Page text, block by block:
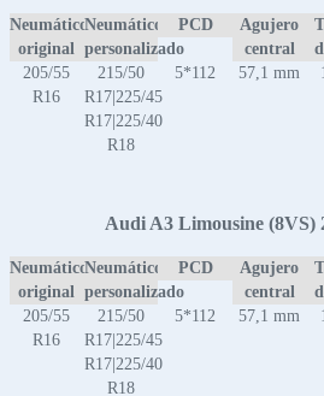
Neumático
original
Neumático
personalizado
PCD
Agujero
central
205/55
R16
215/50
R17|225/45
R17|225/40
R18
5*112 57,1 mm
Audi A3 Limousine (8VS)
Neumático
original
Neumático
personalizado
PCD
Agujero
central
205/55
R16
215/50
R17|225/45
R17|225/40
R18
5*112 57,1 mm